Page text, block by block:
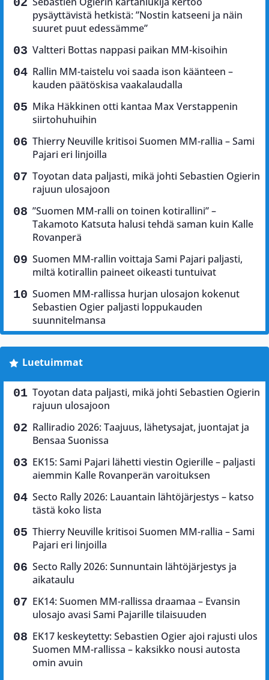
pysäyttävistä hetkistä: ”Nostin katseeni ja näin
suuret puut edessämme”
Valtteri Bottas nappasi paikan MM-kisoihin
Rallin MM-taistelu voi saada ison käänteen –
kauden päätöskisa vaakalaudalla
Mika Häkkinen otti kantaa Max Verstappenin
siirtohuhuihin
Thierry Neuville kritisoi Suomen MM-rallia – Sami
Pajari eri linjoilla
Toyotan data paljasti, mikä johti Sebastien Ogierin
rajuun ulosajoon
”Suomen MM-ralli on toinen kotirallini” –
Takamoto Katsuta halusi tehdä saman kuin Kalle
Rovanperä
Suomen MM-rallin voittaja Sami Pajari paljasti,
miltä kotirallin paineet oikeasti tuntuivat
Suomen MM-rallissa hurjan ulosajon kokenut
Sebastien Ogier paljasti loppukauden
suunnitelmansa
Luetuimmat
Toyotan data paljasti, mikä johti Sebastien Ogierin
rajuun ulosajoon
Ralliradio 2026: Taajuus, lähetysajat, juontajat ja
Bensaa Suonissa
EK15: Sami Pajari lähetti viestin Ogierille – paljasti
aiemmin Kalle Rovanperän varoituksen
Secto Rally 2026: Lauantain lähtöjärjestys – katso
tästä koko lista
Thierry Neuville kritisoi Suomen MM-rallia – Sami
Pajari eri linjoilla
Secto Rally 2026: Sunnuntain lähtöjärjestys ja
aikataulu
EK14: Suomen MM-rallissa draamaa – Evansin
ulosajo avasi Sami Pajarille tilaisuuden
EK17 keskeytetty: Sebastien Ogier ajoi rajusti ulos
Suomen MM-rallissa – kaksikko nousi autosta
omin avuin